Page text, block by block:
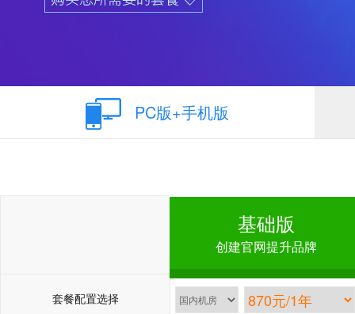
PC版+手机版
基础版
创建官网提升品牌
套餐配置选择